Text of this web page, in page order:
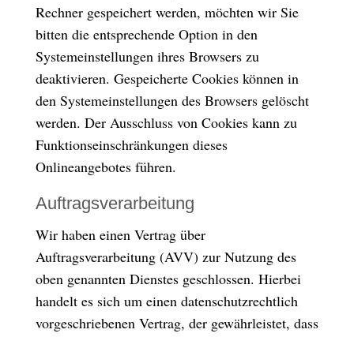
Rechner gespeichert werden, möchten wir Sie
bitten die entsprechende Option in den
Systemeinstellungen ihres Browsers zu
deaktivieren. Gespeicherte Cookies können in
den Systemeinstellungen des Browsers gelöscht
werden. Der Ausschluss von Cookies kann zu
Funktionseinschränkungen dieses
Onlineangebotes führen.
Auftragsverarbeitung
Wir haben einen Vertrag über
Auftragsverarbeitung (AVV) zur Nutzung des
oben genannten Dienstes geschlossen. Hierbei
handelt es sich um einen datenschutzrechtlich
vorgeschriebenen Vertrag, der gewährleistet, dass